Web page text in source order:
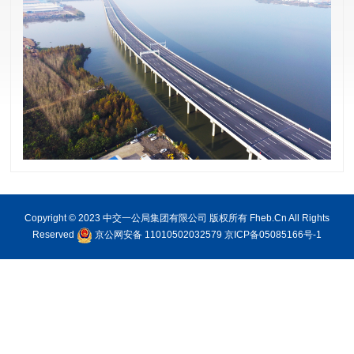
Copyright © 2023 中交一公局集团有限公司 版权所有 Fheb.Cn All Rights
Reserved
京公网安备 11010502032579 京ICP备05085166号-1